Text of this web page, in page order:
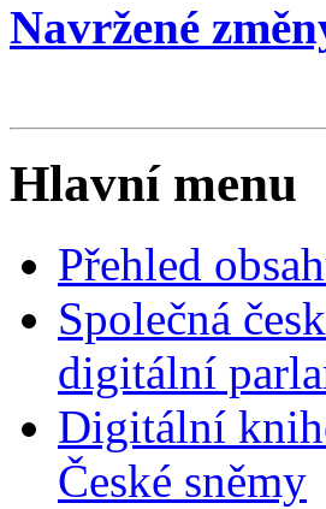
Navržené
Hlavní menu
Přehled
Společná
digitální
Digitální
České sněmy